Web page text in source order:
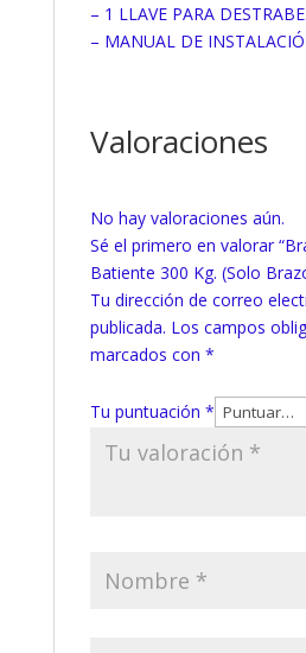
– 1 LLAVE PARA DESTRABE.
– MANUAL DE
Valoraciones
No hay valoraciones aún.
Sé el primero en valorar
Batiente 300 Kg. (Solo
Tu dirección de correo
publicada. Los campos
marcados con *
Tu puntuación *